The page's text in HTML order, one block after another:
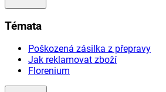
Témata
Poškozená zásilka z přepravy
Jak reklamovat zboží
Florenium